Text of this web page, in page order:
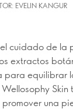
EVELIN KANGUR
cuidado de la
extractos
para equilibrar
una